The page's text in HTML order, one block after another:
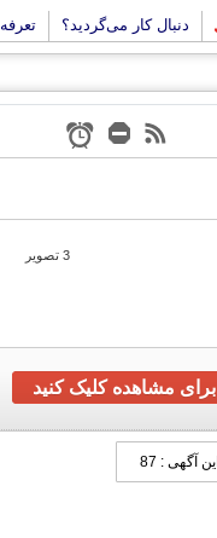
دنبال کار می‌گردید؟ تعرفه
3 تصویر
برای مشاهده کلیک کنید
آگهی : 87